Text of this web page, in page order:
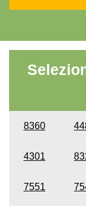
8360
4301
7551